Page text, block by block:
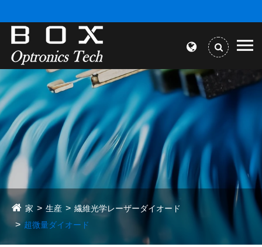
家 生産
繊維光学レーザーダイオード
超微量ダイオード